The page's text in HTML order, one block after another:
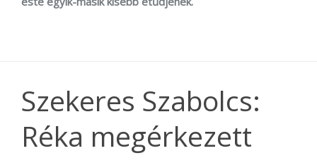
Szekeres Szabolcs:
Réka megérkezett